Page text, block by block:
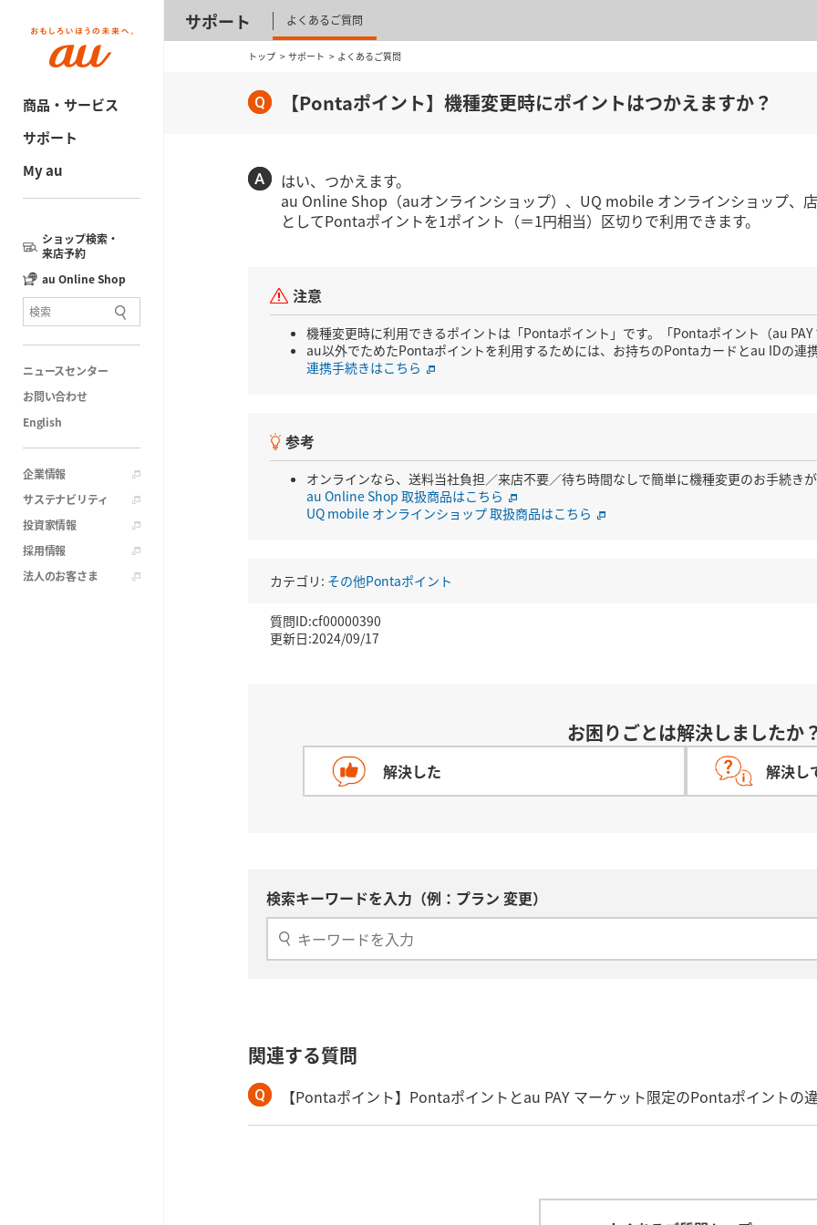
商品・サービス
サポート
My au
ショップ検索・
来店予約
au Online Shop
ニュースセンター
お問い合わせ
English
企業情報
サステナビリティ
投資家情報
採用情報
法人のお客さま
サポート よくあるご質問
トップ サポート よくあるご質問
【Pontaポイント】機種変更時にポイントはつかえますか？
はい、つかえます。
au Online Shop（auオンラインショップ）、UQ mobile オンラインショップ、
としてPontaポイントを1ポイント（＝1円相当）区切りで利用できます。
注意
機種変更時に利用できるポイントは「Pontaポイント」です。「Pontaポイント（au PAY
au以外でためたPontaポイントを利用するためには、お持ちのPontaカードとau IDの連携
連携手続きはこちら
参考
オンラインなら、送料当社負担／来店不要／待ち時間なしで簡単に機種変更のお手続き
au Online Shop 取扱商品はこちら
UQ mobile オンラインショップ 取扱商品はこちら
カテゴリ: その他Pontaポイント
質問ID:cf00000390
更新日:2024/09/17
お困りごとは解決しましたか？
解決した 解決し
検索キーワードを入力（例：プラン 変更）
関連する質問
【Pontaポイント】Pontaポイントとau PAY マーケット限定のPontaポイントの